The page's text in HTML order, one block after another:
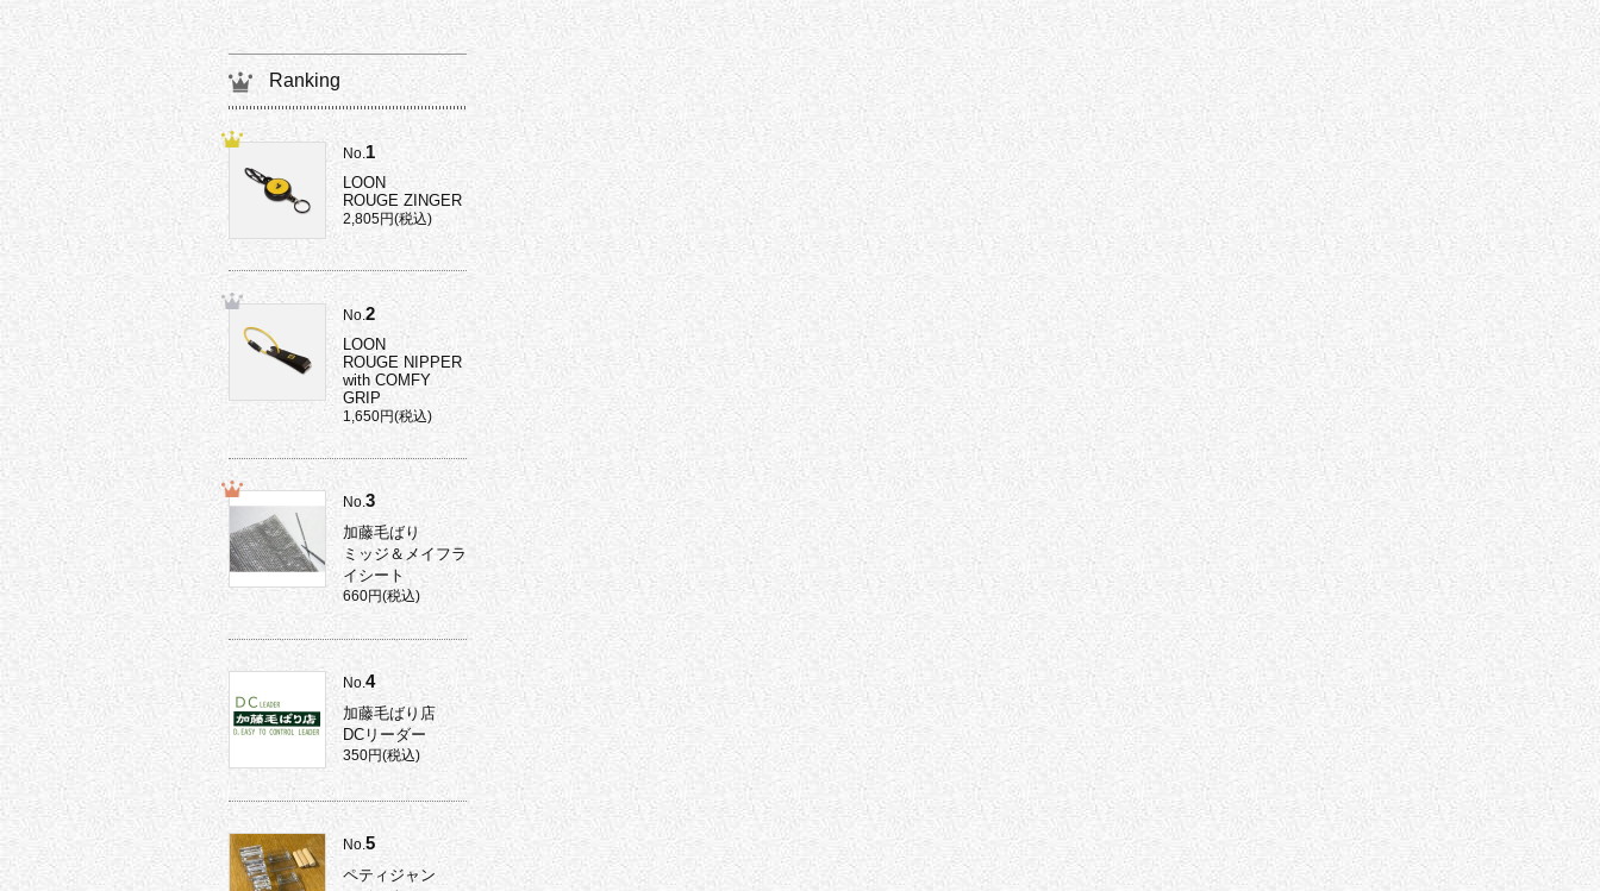
Ranking
No. 1
LOON
ROUGE ZINGER
2,805円(税込)
No. 2
LOON
ROUGE NIPPER
with COMFY
GRIP
1,650円(税込)
No.3
加藤毛ばり
ミッジ＆メイフラ
イシート
660円(税込)
No.4
加藤毛ばり店
DCリーダー
350円(税込)
No.5
ペティジャン